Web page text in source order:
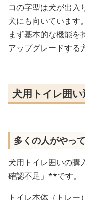
コの字型は犬が出入
犬にも向いています。
まず基本的な機能を
アップグレードする
犬用トイレ囲
多くの人がやっ
犬用トイレ囲いの
確認不足」**です。
トイレ本体（トレー